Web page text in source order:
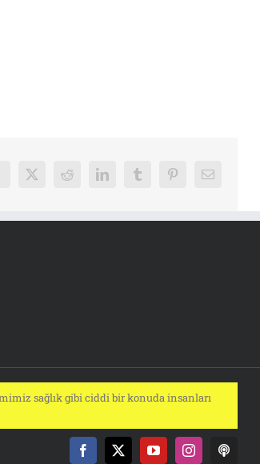
X Reddit LinkedInTumblrPinterest
E-
sağlık gibi ciddi bir konuda insanları
Facebook
X YouTubeInstagramPodcast